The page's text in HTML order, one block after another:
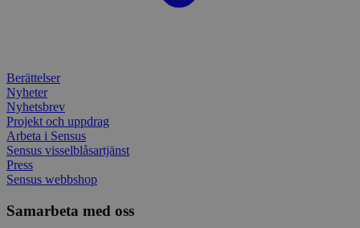
Berättelser
Nyheter
Nyhetsbrev
Projekt och uppdrag
Arbeta i Sensus
Sensus visselblåsartjänst
Press
Sensus webbshop
Samarbeta med oss